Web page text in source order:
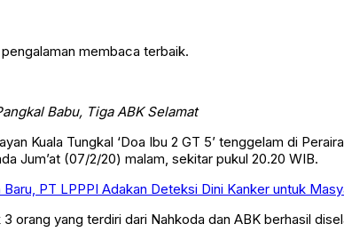
membaca terbaik.
Babu, Tiga ABK Selamat
Kuala Tungkal ‘Doa Ibu 2 GT 5’ tenggelam di
Jum’at (07/2/20) malam, sekitar pukul 20.20 WIB.
PT LPPPI Adakan Deteksi Dini Kanker untuk
orang yang terdiri dari Nahkoda dan ABK berhasil